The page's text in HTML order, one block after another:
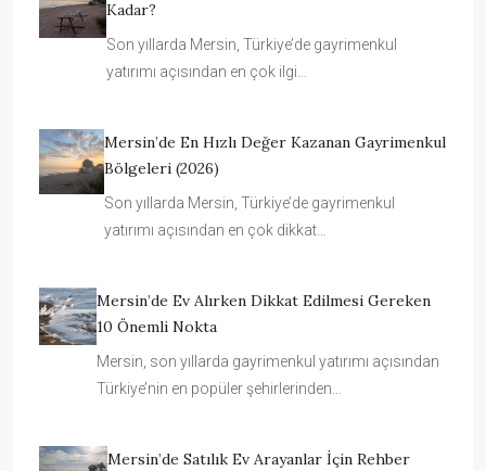
Kadar?
Son yıllarda Mersin, Türkiye’de gayrimenkul
yatırımı açısından en çok ilgi…
Mersin’de En Hızlı Değer Kazanan Gayrimenkul
Bölgeleri (2026)
Son yıllarda Mersin, Türkiye’de gayrimenkul
yatırımı açısından en çok dikkat…
Mersin’de Ev Alırken Dikkat Edilmesi Gereken
10 Önemli Nokta
Mersin, son yıllarda gayrimenkul yatırımı açısından
Türkiye’nin en popüler şehirlerinden…
Mersin’de Satılık Ev Arayanlar İçin Rehber